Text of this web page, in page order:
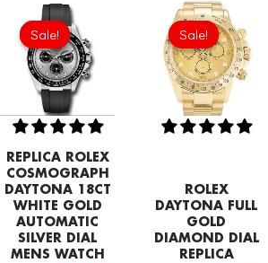
Sale!
Sale!
REPLICA ROLEX
COSMOGRAPH
DAYTONA 18CT
WHITE GOLD
AUTOMATIC
SILVER DIAL
MENS WATCH
Original
price
was:
£258.00.
Sale!
Sale!
ROLEX
DAYTONA FULL
GOLD
DIAMOND DIAL
REPLICA
Original
price
was:
£301.00.